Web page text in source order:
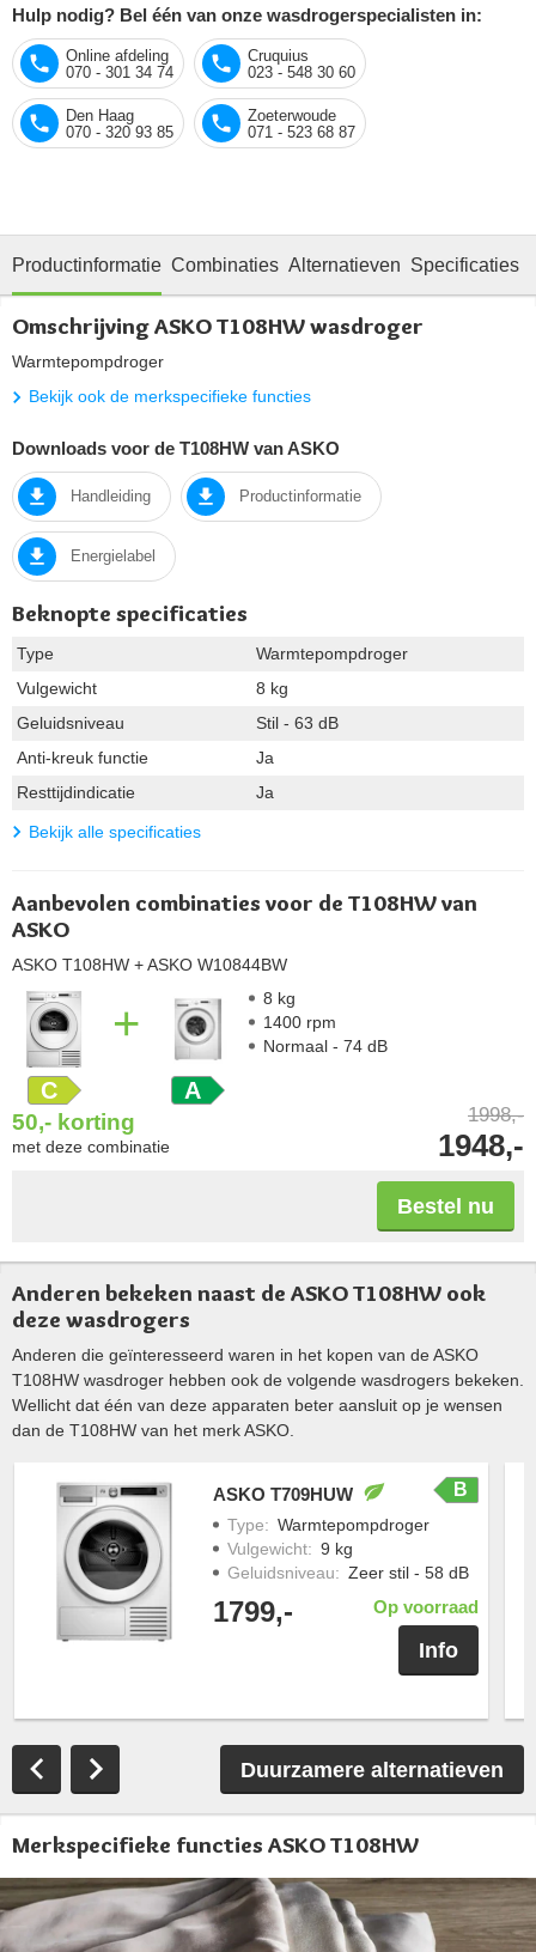
Hulp nodig? Bel één van onze wasdrogerspecialisten in:
Online afdeling
070 - 301 34 74
Cruquius
023 - 548 30 60
Den Haag
070 - 320 93 85
Zoeterwoude
071 - 523 68 87
Productinformatie Combinaties Alternatieven Specificaties
Omschrijving ASKO T108HW wasdroger
Warmtepompdroger
Bekijk ook de merkspecifieke functies
Downloads voor de T108HW van ASKO
Handleiding Productinformatie
Energielabel
Beknopte specificaties
Type
Warmtepompdroger
Vulgewicht
8 kg
Geluidsniveau
Stil - 63 dB
Anti-kreuk functie
Ja
Resttijdindicatie
Ja
Bekijk alle specificaties
Aanbevolen combinaties voor de T108HW van
ASKO
ASKO T108HW + ASKO W10844BW
C
+
A
8 kg
1400 rpm
Normaal - 74 dB
50,- korting
met deze combinatie
1998,-
1948,-
Bestel nu
Anderen bekeken naast de ASKO T108HW ook
deze wasdrogers
Anderen die geïnteresseerd waren in het kopen van de ASKO
T108HW wasdroger hebben ook de volgende wasdrogers bekeken.
Wellicht dat één van deze apparaten beter aansluit op je wensen
dan de T108HW van het merk ASKO.
ASKO T709HUW B
Type: Warmtepompdroger
Vulgewicht: 9 kg
Geluidsniveau: Zeer stil - 58 dB
1799,- Op voorraad
Info
Duurzamere alternatieven
Merkspecifieke functies ASKO T108HW